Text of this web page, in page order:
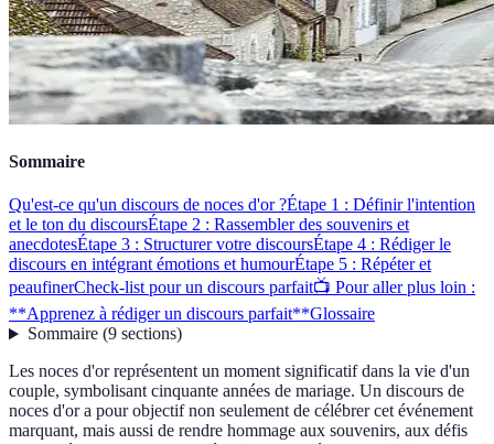
Sommaire
Qu'est-ce qu'un discours de noces d'or ?Étape 1 : Définir l'intention
et le ton du discoursÉtape 2 : Rassembler des souvenirs et
anecdotesÉtape 3 : Structurer votre discoursÉtape 4 : Rédiger le
discours en intégrant émotions et humourÉtape 5 : Répéter et
peaufinerCheck-list pour un discours parfait📺 Pour aller plus loin :
**Apprenez à rédiger un discours parfait**Glossaire
Sommaire(9 sections)
Les noces d'or représentent un moment significatif dans la vie d'un
couple, symbolisant cinquante années de mariage. Un discours de
noces d'or a pour objectif non seulement de célébrer cet événement
marquant, mais aussi de rendre hommage aux souvenirs, aux défis